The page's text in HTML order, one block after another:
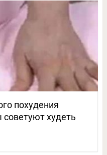
похудения
худеть